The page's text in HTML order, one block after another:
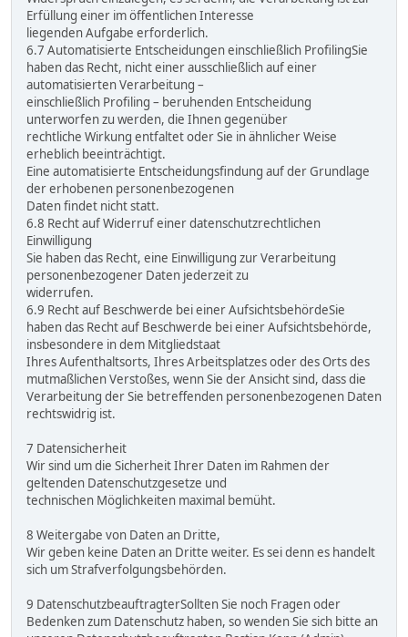
Erfüllung einer im öffentlichen Interesse
liegenden Aufgabe erforderlich.
6.7 Automatisierte Entscheidungen einschließlich ProfilingSie
haben das Recht, nicht einer ausschließlich auf einer
automatisierten Verarbeitung –
einschließlich Profiling – beruhenden Entscheidung
unterworfen zu werden, die Ihnen gegenüber
rechtliche Wirkung entfaltet oder Sie in ähnlicher Weise
erheblich beeinträchtigt.
Eine automatisierte Entscheidungsfindung auf der Grundlage
der erhobenen personenbezogenen
Daten findet nicht statt.
6.8 Recht auf Widerruf einer datenschutzrechtlichen
Einwilligung
Sie haben das Recht, eine Einwilligung zur Verarbeitung
personenbezogener Daten jederzeit zu
widerrufen.
6.9 Recht auf Beschwerde bei einer AufsichtsbehördeSie
haben das Recht auf Beschwerde bei einer Aufsichtsbehörde,
insbesondere in dem Mitgliedstaat
Ihres Aufenthaltsorts, Ihres Arbeitsplatzes oder des Orts des
mutmaßlichen Verstoßes, wenn Sie der Ansicht sind, dass die
Verarbeitung der Sie betreffenden personenbezogenen Daten
rechtswidrig ist.
7 Datensicherheit
Wir sind um die Sicherheit Ihrer Daten im Rahmen der
geltenden Datenschutzgesetze und
technischen Möglichkeiten maximal bemüht.
8 Weitergabe von Daten an Dritte,
Wir geben keine Daten an Dritte weiter. Es sei denn es handelt
sich um Strafverfolgungsbehörden.
9 DatenschutzbeauftragterSollten Sie noch Fragen oder
Bedenken zum Datenschutz haben, so wenden Sie sich bitte an